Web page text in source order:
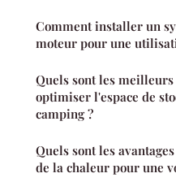
Comment installer un
moteur pour une
Quels sont les meilleurs
optimiser l'espace de
camping ?
Quels sont les
de la chaleur pour une